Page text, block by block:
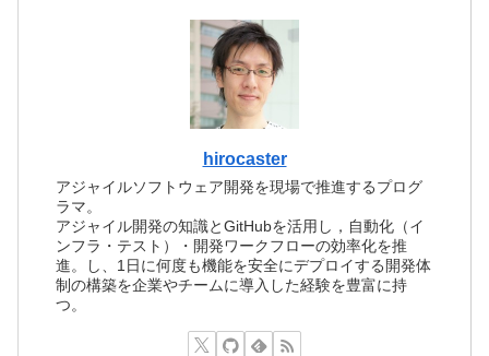
hirocaster
アジャイルソフトウェア開発を現場で推進するプログ
ラマ。
アジャイル開発の知識とGitHubを活用し，自動化（イ
ンフラ・テスト）・開発ワークフローの効率化を推
進。し、1日に何度も機能を安全にデプロイする開発体
制の構築を企業やチームに導入した経験を豊富に持
つ。